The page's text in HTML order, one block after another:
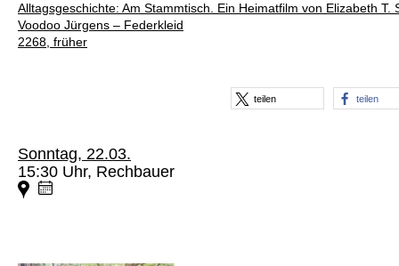
Alltagsgeschichte: Am Stammtisch. Ein Heimatfilm von Elizabeth T.
Voodoo Jürgens – Federkleid
2268, früher
teilen teilen
Sonntag, 22.03.
15:30 Uhr, Rechbauer